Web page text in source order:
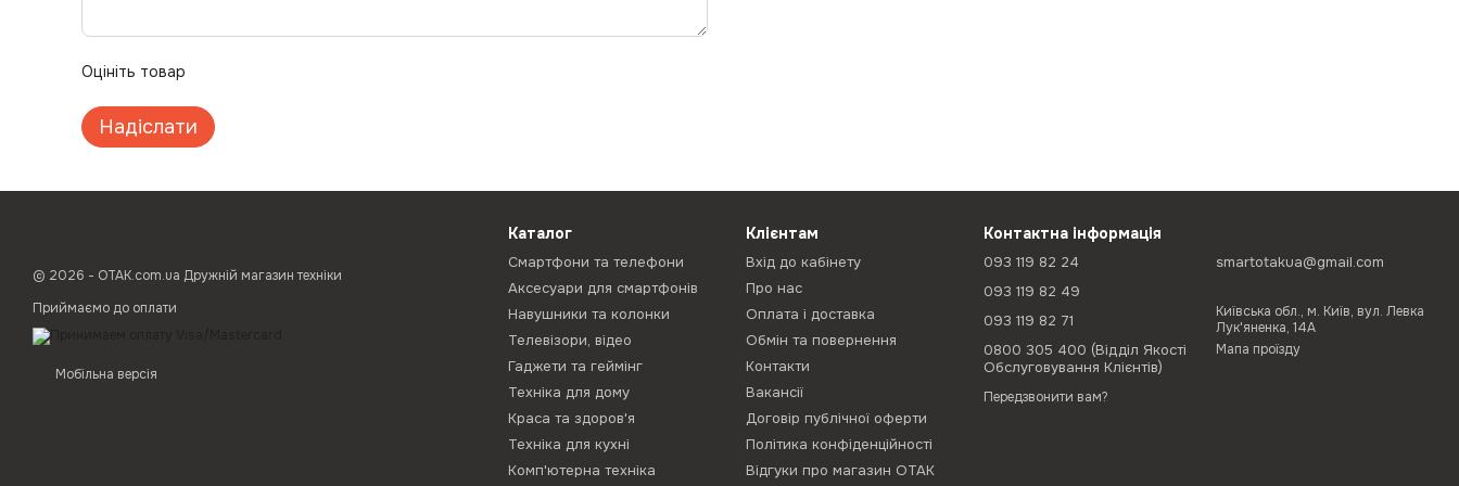
Оцініть товар
Надіслати
© 2026 - ОТАК.com.ua Дружній магазин техніки
Приймаємо до оплати
Мобільна версія
Каталог
Смартфони та телефони
Аксесуари для смартфонів
Навушники та колонки
Телевізори, відео
Гаджети та геймінг
Техніка для дому
Краса та здоров'я
Техніка для кухні
Комп'ютерна техніка
Клієнтам
Вхід до кабінету
Про нас
Оплата і доставка
Обмін та повернення
Контакти
Вакансії
Договір публічної оферти
Політика конфіденційності
Відгуки про магазин ОТАК
Контактна інформація
093 119 82 24
093 119 82 49
093 119 82 71
0800 305 400 (Відділ Якості
Обслуговування Клієнтів)
Передзвонити вам?
smartotakua@gmail.com
Київська обл., м. Київ, вул. Левка
Лук'яненка, 14А
Мапа проїзду